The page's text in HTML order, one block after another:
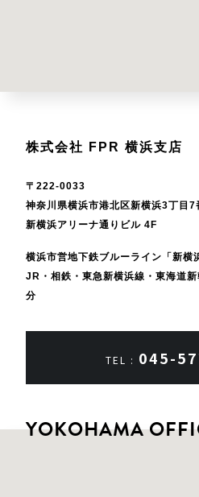
株式会社 FPR 横浜支店
〒222-0033
神奈川県横浜市港北区新横浜3丁目7
新横浜アリーナ通りビル 4F
横浜市営地下鉄ブルーライン「新横
JR・相鉄・東急新横浜線・東海道
分
TEL : 045-
YOKOHAMA